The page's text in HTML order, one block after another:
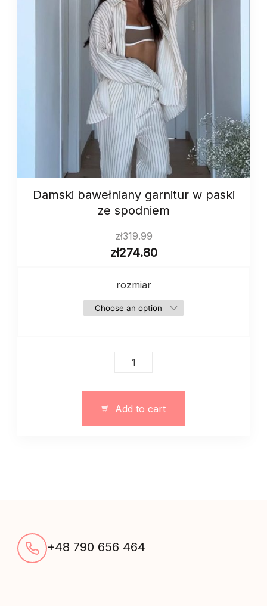
Damski bawełniany garnitur w paski
ze spodniem
zł319.99
zł274.80
rozmiar
Damski
paski
ze
Add to cart
+48 790 656 464